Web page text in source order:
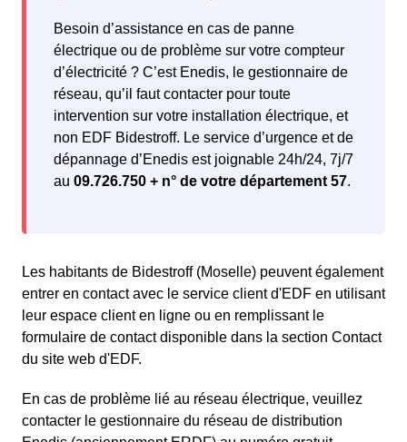
Besoin d’assistance en cas de panne
électrique ou de problème sur votre compteur
d’électricité ? C’est Enedis, le gestionnaire de
réseau, qu’il faut contacter pour toute
intervention sur votre installation électrique, et
non EDF Bidestroff. Le service d’urgence et de
dépannage d’Enedis est joignable 24h/24, 7j/7
au 09.726.750 + n° de votre département 57.
Les habitants de Bidestroff (Moselle) peuvent également
entrer en contact avec le service client d'EDF en utilisant
leur espace client en ligne ou en remplissant le
formulaire de contact disponible dans la section Contact
du site web d'EDF.
En cas de problème lié au réseau électrique, veuillez
contacter le gestionnaire du réseau de distribution